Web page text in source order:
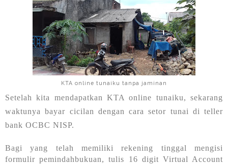
KTA online tunaiku tanpa jaminan
Setelah kita mendapatkan KTA online tunaiku, sekarang
waktunya bayar cicilan dengan cara setor tunai di teller
bank OCBC NISP.
Bagi yang telah memiliki rekening tinggal mengisi
formulir pemindahbukuan, tulis 16 digit Virtual Account